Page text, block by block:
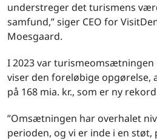
understreger det turismens
samfund,” siger CEO for
Moesgaard.
I 2023 var turismeomsætningen
viser den foreløbige
på 168 mia. kr., som er ny
”Omsætningen har overhalet
perioden, og vi er inde i en